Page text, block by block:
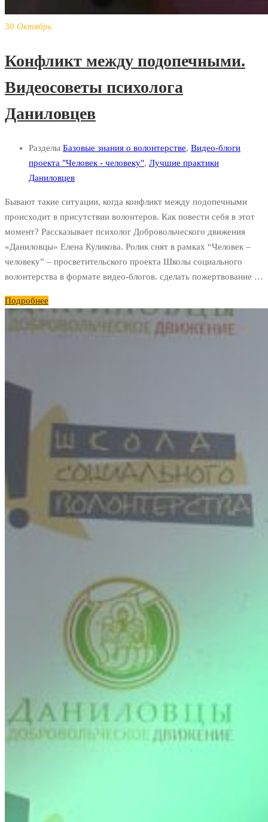
30 Октябрь
Конфликт между подопечными.
Видеосоветы психолога
Даниловцев
Разделы Базовые знания о волонтерстве, Видео-блоги
проекта "Человек - человеку", Лучшие практики
Даниловцев
Бывают такие ситуации, когда конфликт между подопечными
происходит в присутствии волонтеров. Как повести себя в этот
момент? Рассказывает психолог Добровольческого движения
«Даниловцы» Елена Куликова. Ролик снят в рамках “Человек –
человеку” – просветительского проекта Школы социального
волонтерства в формате видео-блогов. сделать пожертвование …
Подробнее